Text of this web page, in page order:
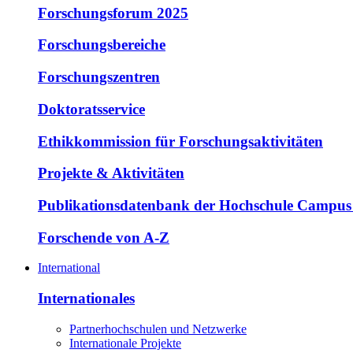
Forschungsforum 2025
Forschungsbereiche
Forschungszentren
Doktoratsservice
Ethikkommission für Forschungsaktivitäten
Projekte & Aktivitäten
Publikationsdatenbank der Hochschule
Forschende von A-Z
International
Internationales
Partnerhochschulen und Netzwerke
Internationale Projekte